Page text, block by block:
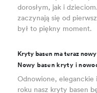
dorosłym, jak i
zaczynają się od
był to piękny moment.
Kryty basen ma teraz
Nowy basen kryty i
Odnowione,
roku nasz kryty basen